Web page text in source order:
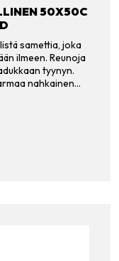
50X50C
samettia, joka
ilmeen. Reunoja
tyynyn.
nahkainen…